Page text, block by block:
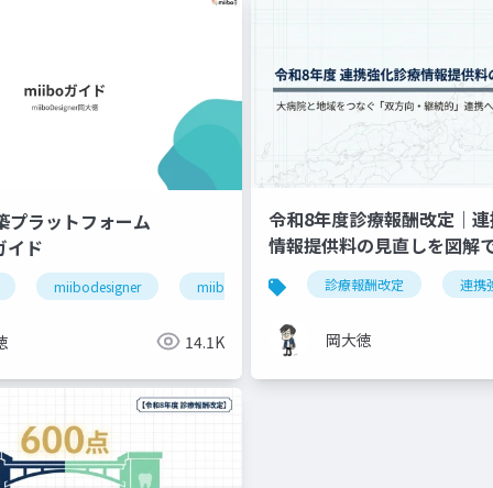
院支援 ケアマネジャー連携 医療介護連携
プラットフォーム
ド
miibodesigner miiboガイド miiboマニュアル
14.1K
令和8年度診療報酬改定｜
情報提供料の見直しを図解
診療報酬改定 連携
岡大徳